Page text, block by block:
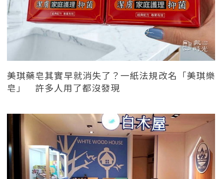
美琪藥皂其實早就消失了？一紙法規改名「美琪樂
皂」 許多人用了都沒發現